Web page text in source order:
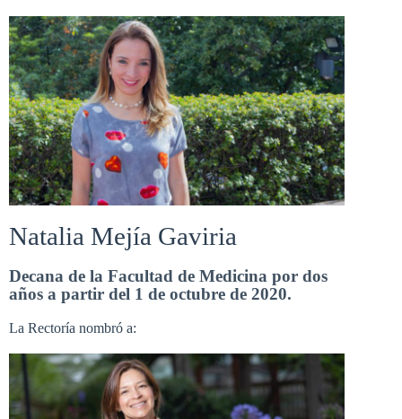
Natalia Mejía Gaviria
Decana de la Facultad de Medicina por dos
años a partir del 1 de octubre de 2020.
La Rectoría nombró a: